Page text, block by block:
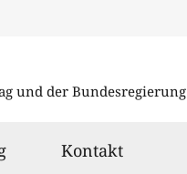
und der Bundesregierung
ausgewählt
Kontakt